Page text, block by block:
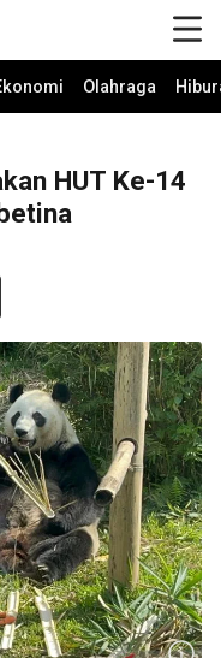
Olahraga
HUT Ke-14